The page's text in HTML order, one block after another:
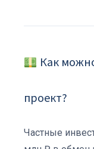
Как
проект?
Частные